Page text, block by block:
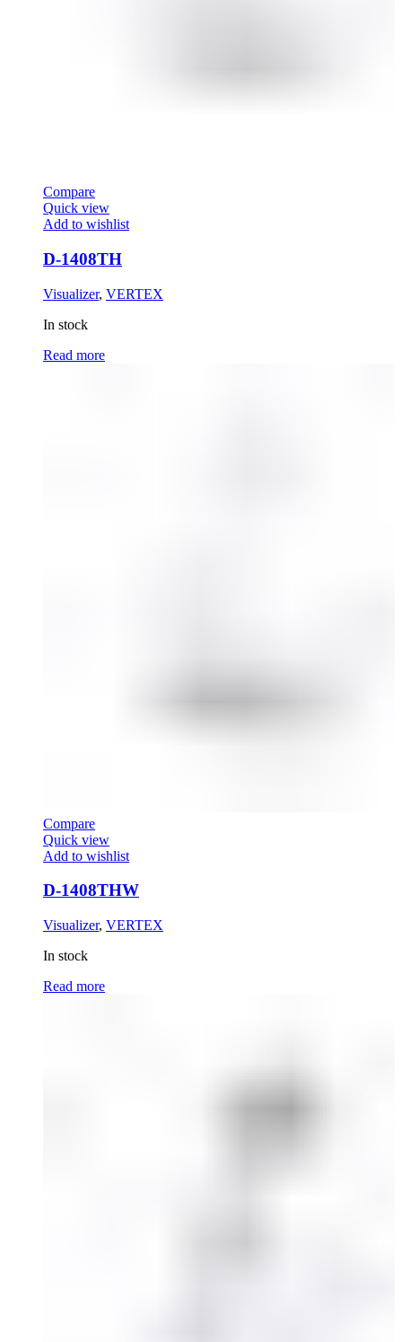
Compare
Quick view
Add to wishlist
D-1408TH
Visualizer, VERTEX
In stock
Read more
Compare
Quick view
Add to wishlist
D-1408THW
Visualizer, VERTEX
In stock
Read more